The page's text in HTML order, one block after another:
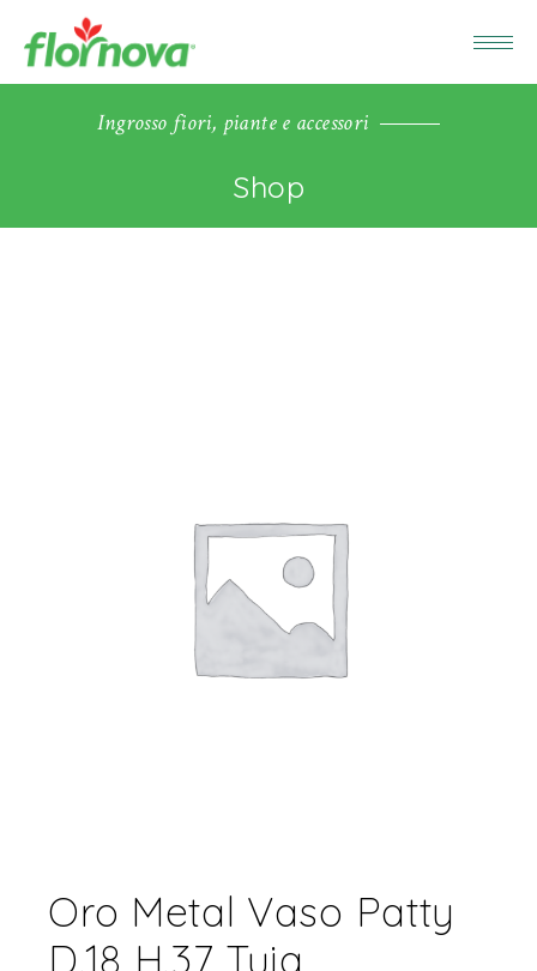
Ingrosso fiori, piante e accessori
Shop
Oro Metal Vaso Patty
D.18 H.37 Tuia